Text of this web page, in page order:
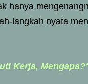
hanya
langkah nyata
Kerja,